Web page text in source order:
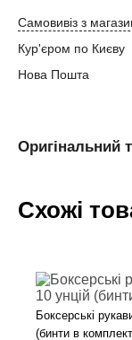
Самовивіз з
Кур'єром по Києву
Нова Пошта
Оригінальний
Схожі
Боксерські
(бинти в